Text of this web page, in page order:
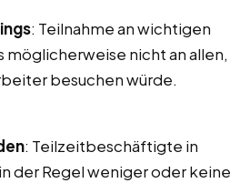
: Teilnahme an wichtigen
möglicherweise nicht an allen,
besuchen würde.
: Teilzeitbeschäftigte in
der Regel weniger oder keine